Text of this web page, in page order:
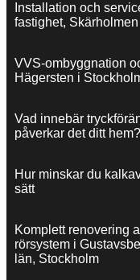
Installation och
fastighet,
VVS-ombyggnation
Hägersten i
Vad innebär
påverkar det ditt hem?
Hur minskar du
sätt
Komplett renovering
rörsystem i
län, Stockholm